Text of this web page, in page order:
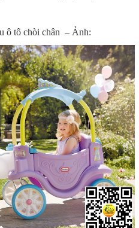
ô tô chòi chân – Ảnh: